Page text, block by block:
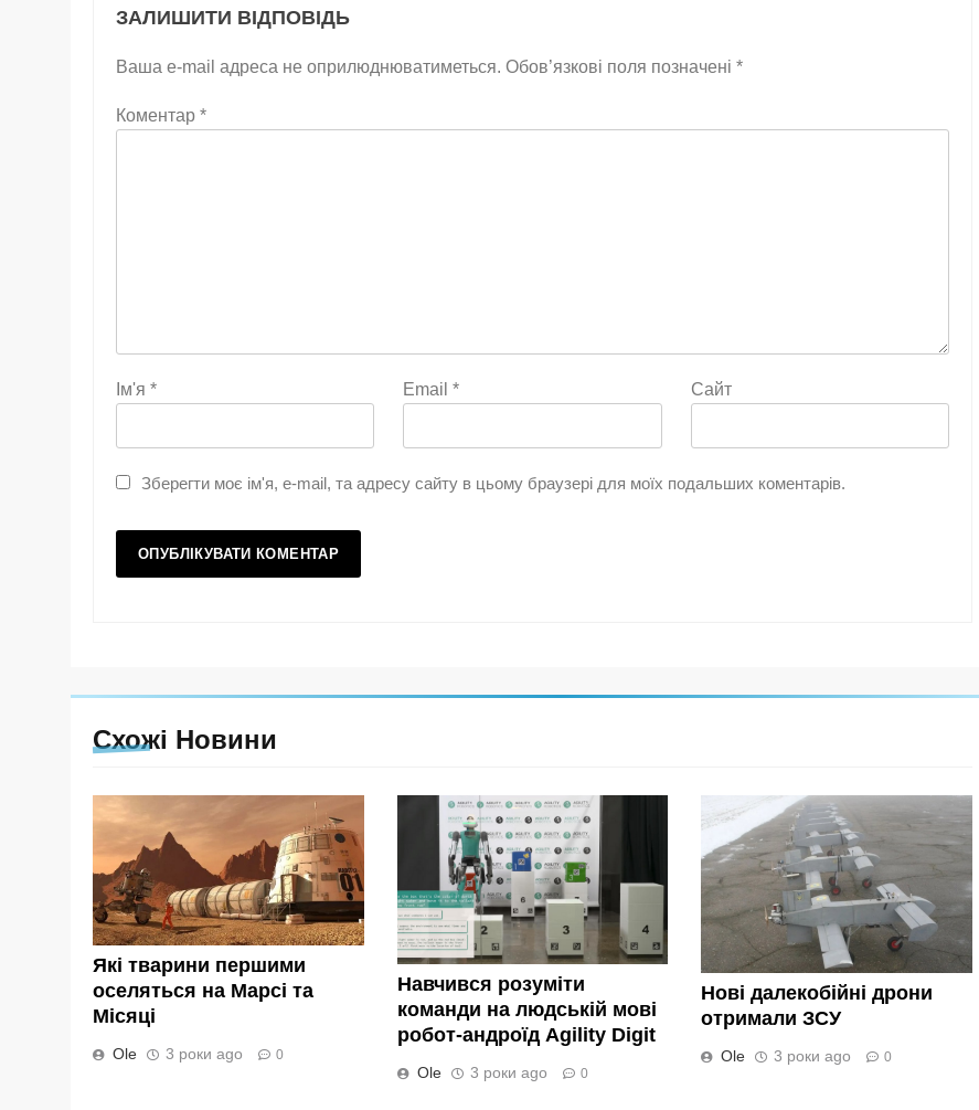
ЗАЛИШИТИ ВІДПОВІДЬ
Ваша e-mail адреса не оприлюднюватиметься. Обов’язкові поля позначені *
Коментар *
Ім'я * Email* Сайт
Зберегти моє ім'я, e-mail, та адресу сайту в цьому браузері для моїх подальших коментарів.
Схожі Новини
Які тварини першими
оселяться на Марсі та
Місяці
Ole 3 роки ago 0
Навчився розуміти
команди на людській мові
робот-андроїд Agility Digit
Ole 3 роки ago 0
Нові далекобійні дрони
отримали ЗСУ
Ole 3 роки ago 0